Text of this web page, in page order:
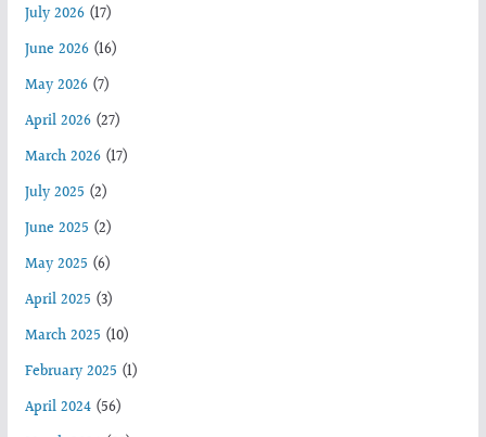
July 2026(17)
June 2026(16)
May 2026(7)
April 2026(27)
March 2026(17)
July 2025 (2)
June 2025 (2)
May 2025 (6)
April 2025 (3)
March 2025 (10)
February 2025 (1)
April 2024(56)